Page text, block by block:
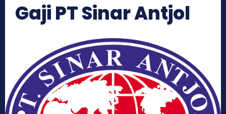
Gaji PT Sinar Antjol